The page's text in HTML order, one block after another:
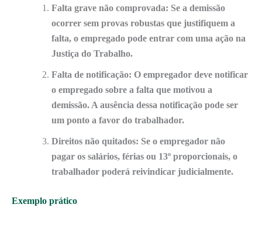
Falta grave não comprovada: Se a demissão
ocorrer sem provas robustas que justifiquem a
falta, o empregado pode entrar com uma ação na
Justiça do Trabalho.
Falta de notificação: O empregador deve notificar
o empregado sobre a falta que motivou a
demissão. A ausência dessa notificação pode ser
um ponto a favor do trabalhador.
Direitos não quitados: Se o empregador não
pagar os salários, férias ou 13º proporcionais, o
trabalhador poderá reivindicar judicialmente.
Exemplo prático